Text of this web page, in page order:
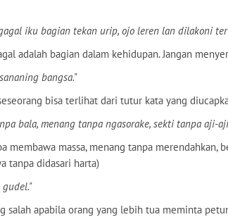
iku bagian tekan urip, ojo leren lan dilakoni
adalah bagian dalam kehidupan. Jangan
bangsa."
bisa terlihat dari tutur kata yang
bala, menang tanpa ngasorake, sekti tanpa aji-
membawa massa, menang tanpa merendahkan,
tanpa didasari harta)
gudel."
salah apabila orang yang lebih tua meminta